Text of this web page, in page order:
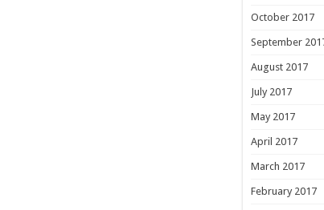
October 2017
September
August 2017
July 2017
May 2017
April 2017
March 2017
February 2017